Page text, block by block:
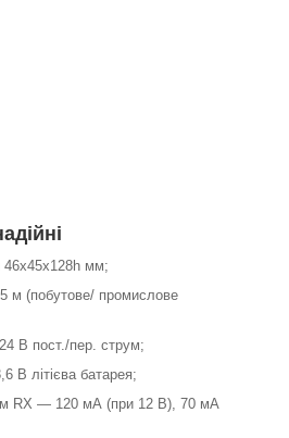
46х45х128h мм;
м (побутове/ промислове
В пост./пер. струм;
В літієва батарея;
RX — 120 мА (при 12 В), 70 мА